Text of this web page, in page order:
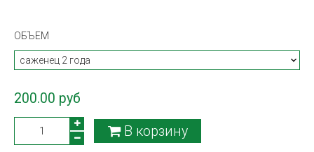
ОБЪЕМ
200.00 руб
В корзину